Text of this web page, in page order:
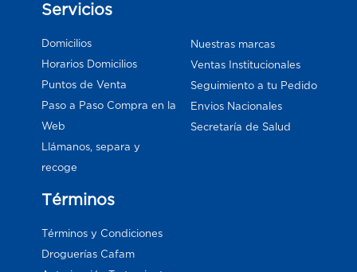
Servicios
Domicilios
Horarios Domicilios
Puntos de Venta
Paso a Paso Compra en la
Web
Llámanos, separa y
recoge
Nuestras marcas
Ventas Institucionales
Seguimiento a tu Pedido
Envios Nacionales
Secretaría de Salud
Términos
Términos y Condiciones
Droguerías Cafam